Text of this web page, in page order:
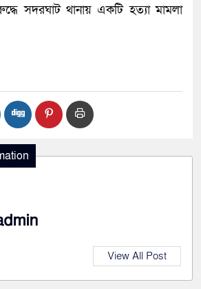
সদরঘাট থানায় একটি হত্যা মামলা
View All Post